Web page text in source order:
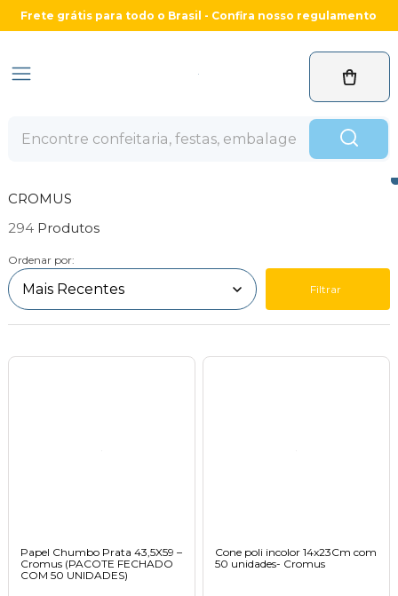
Frete grátis para todo o Brasil - Confira nosso regulamento
CROMUS
294
Ordenar por:
Filtrar
Papel Chumbo Prata 43,5X59 –
Cromus (PACOTE FECHADO
COM 50 UNIDADES)
Cone poli incolor 14x23Cm com
50 unidades- Cromus